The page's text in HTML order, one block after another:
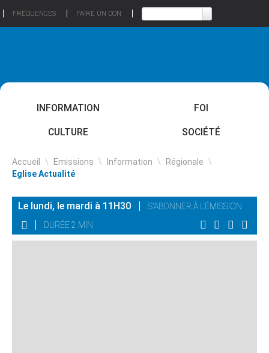
FRÉQUENCES FAIRE UN DON
INFORMATION FOI
CULTURE SOCIÉTÉ
Accueil \ Emissions \ Information \ Régionale \
Eglise Actualité
Le lundi, le mardi à 11H30
S'ABONNER À L'ÉMISSION
DURÉE 2 MIN